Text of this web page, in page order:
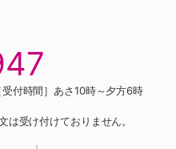
付時間］あさ10時～夕方6時
受け付けておりません。